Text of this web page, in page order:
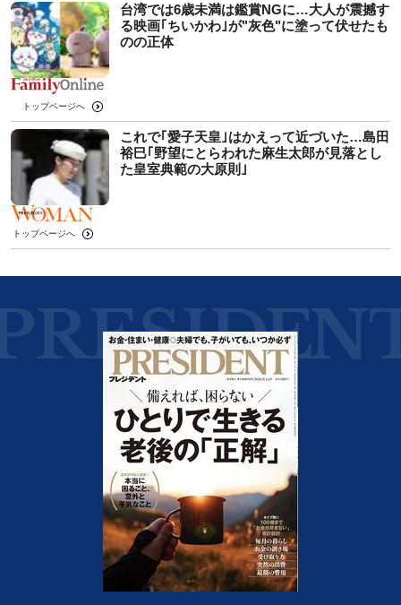
台湾では6歳未満は鑑賞NGに…大人が震撼す
る映画｢ちいかわ｣が"灰色"に塗って伏せたも
のの正体
トップページへ
これで｢愛子天皇｣はかえって近づいた…島田
裕巳｢野望にとらわれた麻生太郎が見落とし
た皇室典範の大原則｣
トップページへ